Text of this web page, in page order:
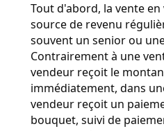
Tout d'abord, la vente
source de revenu
souvent un senior ou
Contrairement à une
vendeur reçoit le
immédiatement, dans
vendeur reçoit un
bouquet, suivi de